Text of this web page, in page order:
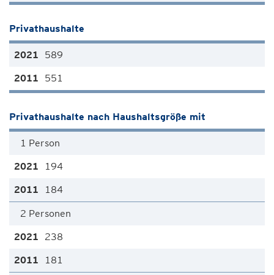
Privathaushalte
589
551
Privathaushalte nach Haushaltsgröße mit
1 Person
194
184
2 Personen
238
181